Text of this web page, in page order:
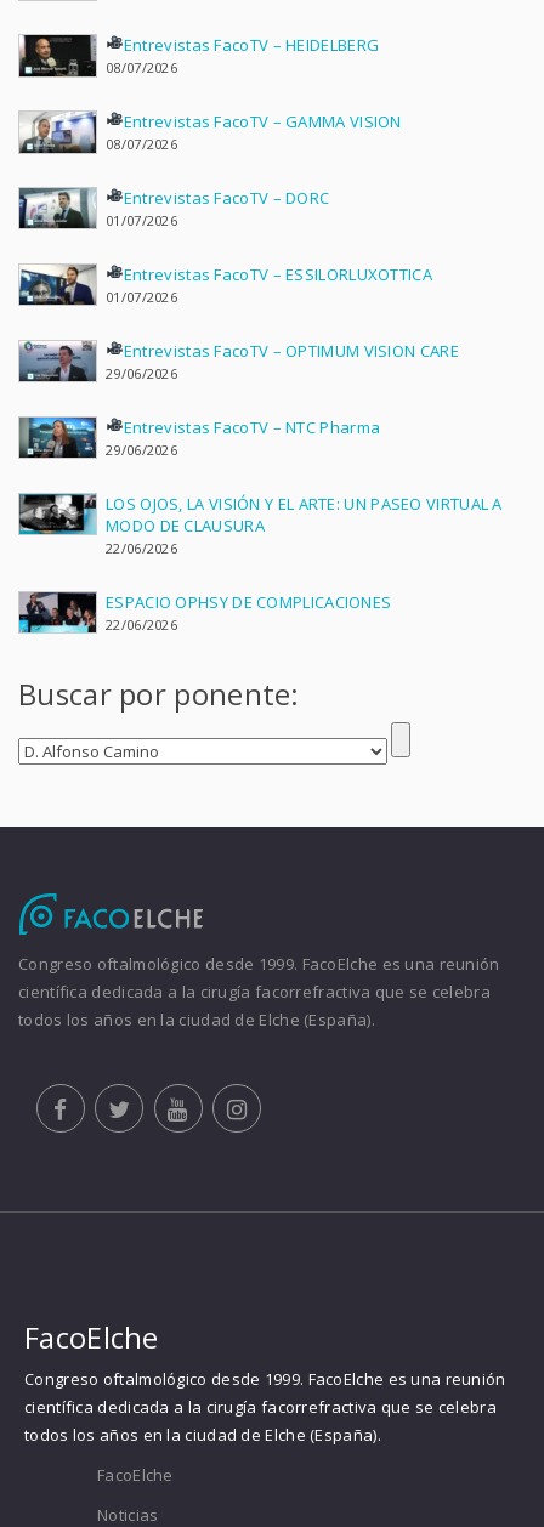
Entrevistas FacoTV – HEIDELBERG
08/07/2026
Entrevistas FacoTV – GAMMA VISION
08/07/2026
Entrevistas FacoTV – DORC
01/07/2026
Entrevistas FacoTV – ESSILORLUXOTTICA
01/07/2026
Entrevistas FacoTV – OPTIMUM VISION CARE
29/06/2026
Entrevistas FacoTV – NTC Pharma
29/06/2026
LOS OJOS, LA VISIÓN Y EL ARTE: UN PASEO VIRTUAL A
MODO DE CLAUSURA
22/06/2026
ESPACIO OPHSY DE COMPLICACIONES
22/06/2026
Buscar por ponente:
Congreso oftalmológico desde 1999. FacoElche es una reunión
científica dedicada a la cirugía facorrefractiva que se celebra
todos los años en la ciudad de Elche (España).
FacoElche
Congreso oftalmológico desde 1999. FacoElche es una reunión
científica dedicada a la cirugía facorrefractiva que se celebra
todos los años en la ciudad de Elche (España).
FacoElche
Noticias